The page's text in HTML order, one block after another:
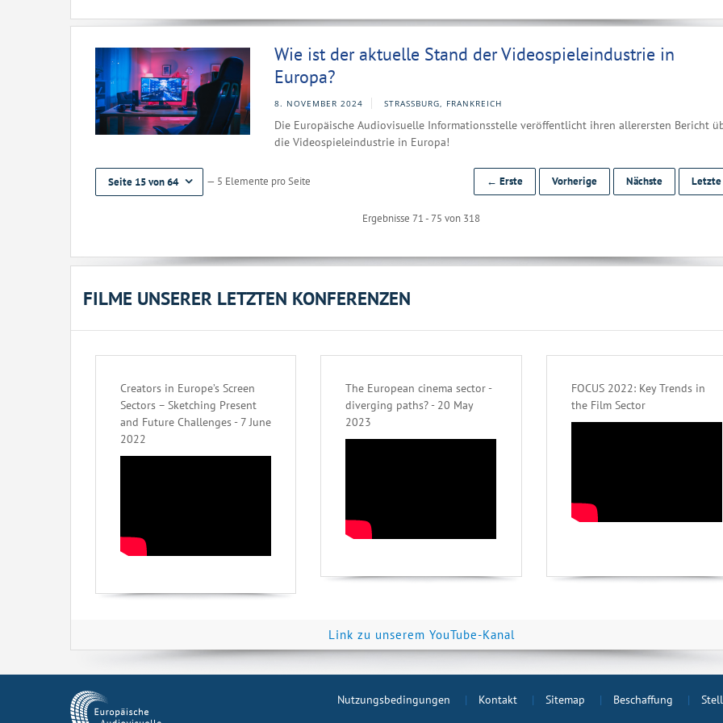
Wie ist der aktuelle Stand der Videospieleindustrie in
Europa?
8. NOVEMBER 2024 STRASSBURG, FRANKREICH
Die Europäische Audiovisuelle Informationsstelle veröffentlicht ihren allerersten Bericht
die Videospieleindustrie in Europa!
Seite 15 von 64 — 5 Elemente pro Seite
Ergebnisse 71 - 75 von 318
← Erste Vorherige Nächste
FILME UNSERER LETZTEN KONFERENZEN
Creators in Europe’s Screen
Sectors – Sketching Present
and Future Challenges - 7 June
2022
The European cinema sector -
diverging paths? - 20 May
2023
FOCUS 2022: Key Trends in
the Film Sector
Link zu unserem YouTube-Kanal
Nutzungsbedingungen Kontakt Sitemap Beschaffung